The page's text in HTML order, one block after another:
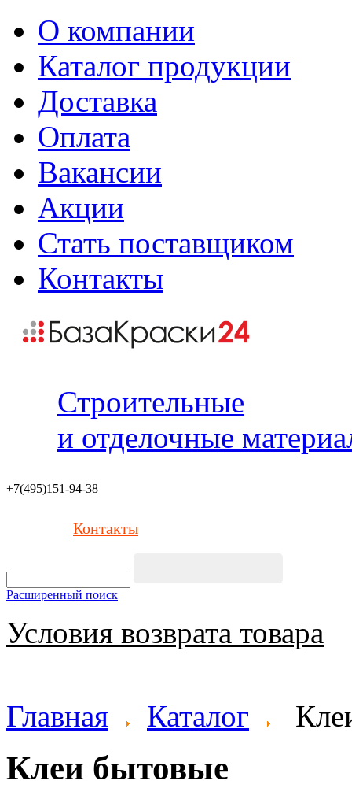
О компании
Каталог продукции
Доставка
Оплата
Вакансии
Акции
Стать поставщиком
Контакты
Строительные
и отделочные
+7(495)151-94-38
Контакты
Расширенный поиск
Условия возврата товара
Главная Каталог
Клеи бытовые